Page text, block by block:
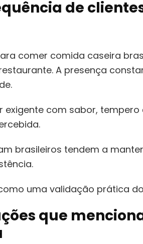
de
comer comida caseira
A presença
exigente com sabor, tempero
brasileiros tendem a
uma validação prática
que